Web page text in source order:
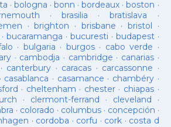
· bologna ·bonn ·bordeaux ·boston ·
·brasilia ·bratislava ·
·brighton · brisbane · bristol ·
bucaramanga · bucuresti · budapest·
· bulgaria · burgos· cabo verde ·
· cambodja · cambridge · canarias·
· canterbury · caracas · carcassonne ·
· casablanca · casamance · chambéry·
· cheltenham · chester· chiapas ·
· clermont-ferrand · cleveland ·
· colorado · columbus· concepción ·
· cordoba · corfu · cork · costa d